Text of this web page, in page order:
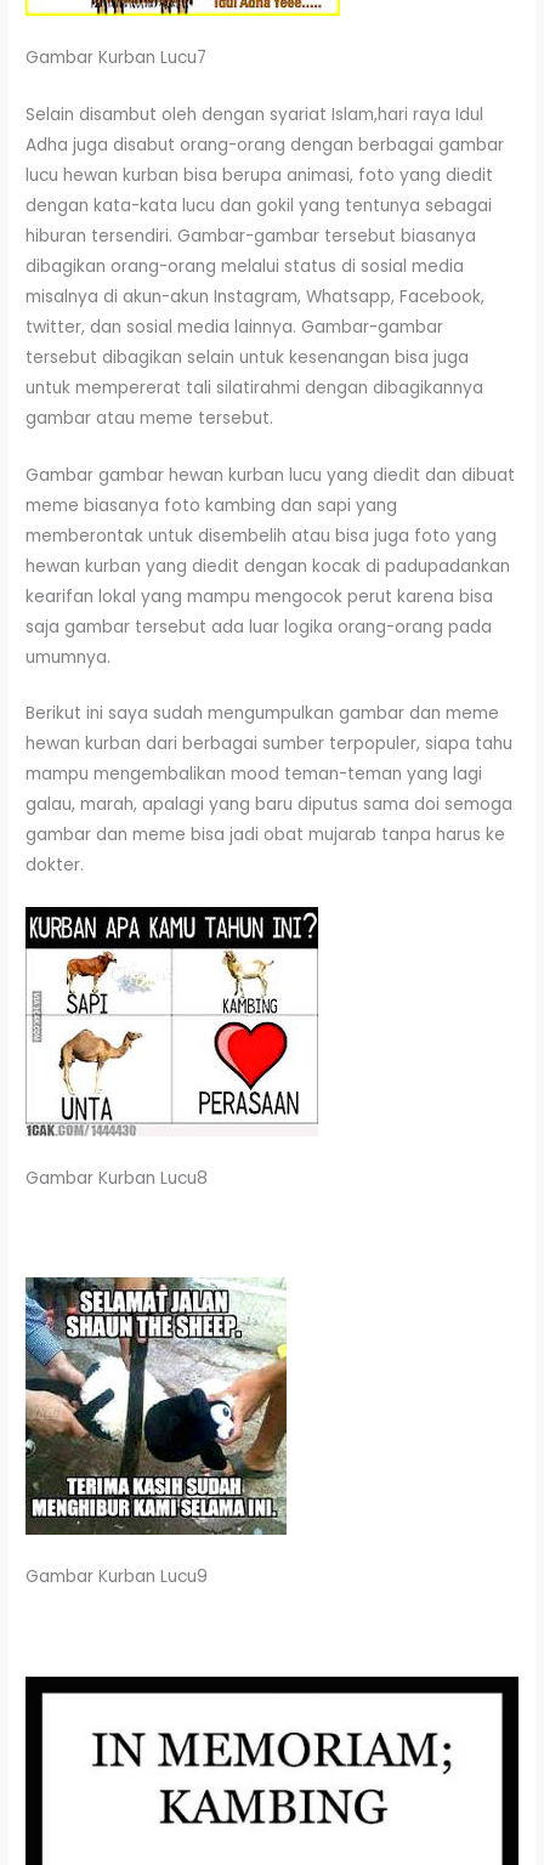
Gambar Kurban Lucu7
Selain disambut oleh dengan syariat Islam,hari raya Idul
Adha juga disabut orang-orang dengan berbagai gambar
lucu hewan kurban bisa berupa animasi, foto yang diedit
dengan kata-kata lucu dan gokil yang tentunya sebagai
hiburan tersendiri. Gambar-gambar tersebut biasanya
dibagikan orang-orang melalui status di sosial media
misalnya di akun-akun Instagram, Whatsapp, Facebook,
twitter, dan sosial media lainnya. Gambar-gambar
tersebut dibagikan selain untuk kesenangan bisa juga
untuk mempererat tali silatirahmi dengan dibagikannya
gambar atau meme tersebut.
Gambar gambar hewan kurban lucu yang diedit dan dibuat
meme biasanya foto kambing dan sapi yang
memberontak untuk disembelih atau bisa juga foto yang
hewan kurban yang diedit dengan kocak di padupadankan
kearifan lokal yang mampu mengocok perut karena bisa
saja gambar tersebut ada luar logika orang-orang pada
umumnya.
Berikut ini saya sudah mengumpulkan gambar dan meme
hewan kurban dari berbagai sumber terpopuler, siapa tahu
mampu mengembalikan mood teman-teman yang lagi
galau, marah, apalagi yang baru diputus sama doi semoga
gambar dan meme bisa jadi obat mujarab tanpa harus ke
dokter.
Gambar Kurban Lucu8
Gambar Kurban Lucu9